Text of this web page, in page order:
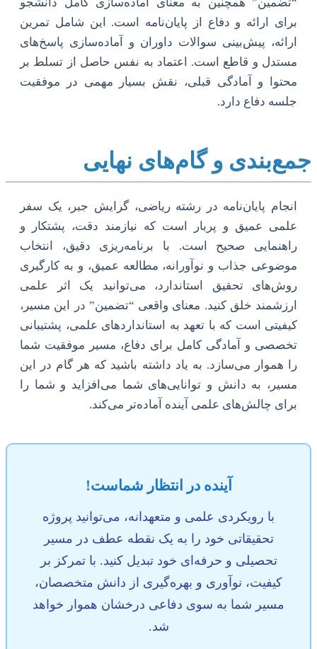
برای ارائه و دفاع از پایان‌نامه است. این شامل تمرین
ارائه، پیش‌بینی سوالات داوران و آماده‌سازی پاسخ‌های
مستدل و قاطع است. اعتماد به نفس حاصل از تسلط بر
محتوا و آمادگی قبلی، نقش بسیار مهمی در موفقیت
جلسه دفاع دارد.
جمع‌بندی و گام‌های نهایی
انجام پایان‌نامه در رشته ریاضی، گرایش جبر، یک سفر
علمی عمیق و پربار است که نیازمند دقت، پشتکار و
راهنمایی صحیح است. با برنامه‌ریزی دقیق، انتخاب
موضوعی جذاب و نوآورانه، مطالعه عمیق، و به کارگیری
روش‌های تحقیق استاندارد، می‌توانید یک اثر علمی
ارزشمند خلق کنید. معنای واقعی “تضمین” در این مسیر،
کیفیتی است که با تعهد به استانداردهای علمی، پشتیبانی
تخصصی و آمادگی کامل برای دفاع، مسیر موفقیت شما
را هموار می‌سازد. به یاد داشته باشید که هر گام در این
مسیر، به دانش و توانایی‌های شما می‌افزاید و شما را
برای چالش‌های علمی آینده آماده‌تر می‌کند.
آینده در انتظار شماست!
با رویکردی علمی و متعهدانه، می‌توانید پروژه‌
تحقیقاتی خود را به یک نقطه عطف در مسیر
تحصیلی و حرفه‌ای خود تبدیل کنید. با تمرکز بر
کیفیت، نوآوری و بهره‌گیری از دانش متخصصان،
مسیر شما به سوی دفاعی درخشان هموار خواهد
شد.